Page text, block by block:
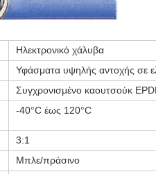
Ηλεκτρονικό χάλυβα
Υφάσματα υψηλής αντοχής σε
Συγχρονισμένο καουτσούκ
-40°C έως 120°C
3:1
Μπλε/πράσινο